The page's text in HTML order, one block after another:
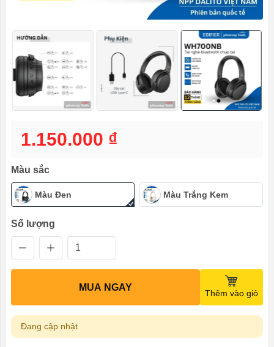
1.150.000 ₫
Màu sắc
Màu Đen Màu Trắng Kem
Số lượng
MUA NGAY
Thêm vào giỏ
Đang cập nhật